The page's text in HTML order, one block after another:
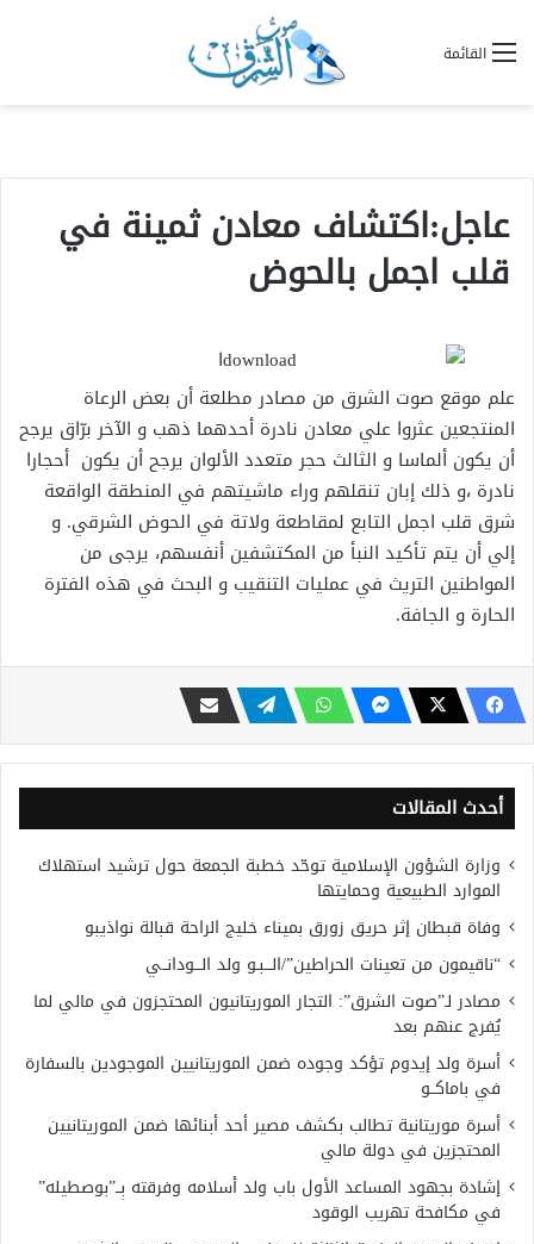
القائمة
عاجل:اكتشاف معادن ثمينة في
قلب اجمل بالحوض
علم موقع صوت الشرق من مصادر مطلعة أن بعض الرعاة
المنتجعين عثروا علي معادن نادرة أحدهما ذهب و الآخر برّاق يرجح
أن يكون ألماسا و الثالث حجر متعدد الألوان يرجح أن يكون أحجارا
نادرة ،و ذلك إبان تنقلهم وراء ماشيتهم في المنطقة الواقعة
شرق قلب اجمل التابع لمقاطعة ولاتة في الحوض الشرقي. و
إلي أن يتم تأكيد النبأ من المكتشفين أنفسهم، يرجى من
المواطنين التريث في عمليات التنقيب و البحث في هذه الفترة
الحارة و الجافة.
أحدث المقالات
وزارة الشؤون الإسلامية توحّد خطبة الجمعة حول ترشيد استهلاك
الموارد الطبيعية وحمايتها
وفاة قبطان إثر حريق زورق بميناء خليج الراحة قبالة نواذيبو
“ناقيمون من تعينات الحراطين”/الـــبـو ولد الـــودانــي
مصادر لـ”صوت الشرق”: التجار الموريتانيون المحتجزون في مالي لما
يُفرج عنهم بعد
أسرة ولد إيدوم تؤكد وجوده ضمن الموريتانيين الموجودين بالسفارة
في باماكــو
أسرة موريتانية تطالب بكشف مصير أحد أبنائها ضمن الموريتانيين
المحتجزين في دولة مالي
إشادة بجهود المساعد الأول باب ولد أسلامه وفرقته بِــ”بوصطيله”
في مكافحة تهريب الوقود